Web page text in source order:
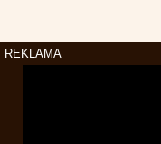
REKLAMA